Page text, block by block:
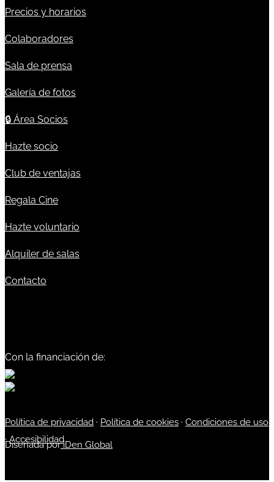
Precios y horarios
Colaboradores
Sala de prensa
Galería de fotos
🔒 Área Socios
Hazte socio
Club de ventajas
Regala Cine
Hazte voluntario
Alquiler de salas
Contacto
Con la financiación de:
Política de privacidad · Política de cookies · Condiciones de uso
·Accesibilidad
Diseñada poriDen Global